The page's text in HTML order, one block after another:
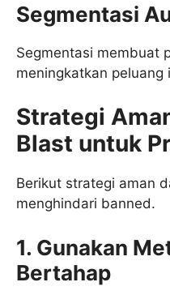
Segmentasi
Segmentasi membuat
meningkatkan peluang
Strategi
Blast untuk
Berikut strategi aman
menghindari banned.
1. Gunakan
Bertahap